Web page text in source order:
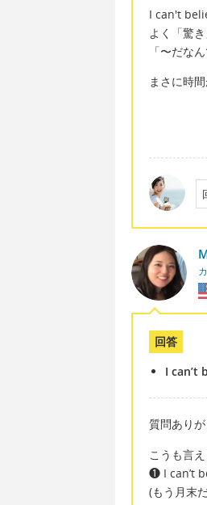
I can't
よく「驚
「〜だな
まさに時
回答
I can’t
質問ありが
こうも言え
❶ I can’t
(もう月末